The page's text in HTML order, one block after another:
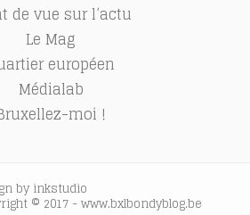
de vue sur l’actu
Le Mag
européen
Médialab
moi !
by inkstudio
© 2017 - www.bxlbondyblog.be